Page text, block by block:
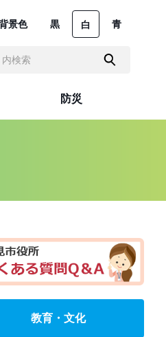
防災
景色 黒 白 青
教育・文化